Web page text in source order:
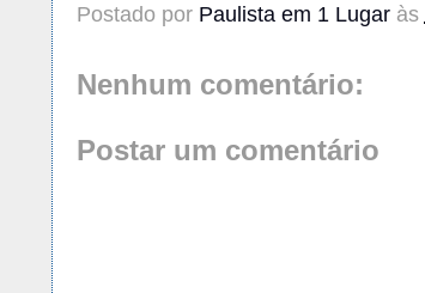
Postado por Paulista em 1 Lugar às
Nenhum comentário:
Postar um comentário